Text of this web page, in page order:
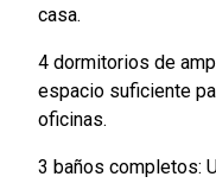
casa.
4 dormitorios de
espacio suficiente
oficinas.
3 baños completos: